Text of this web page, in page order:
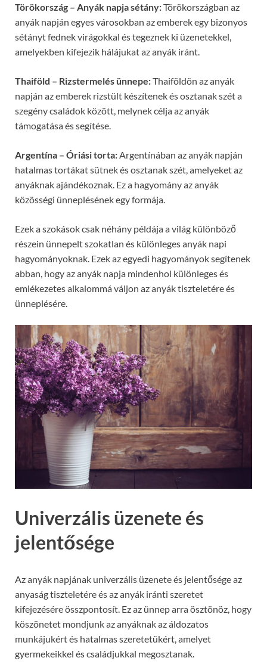
Törökország – Anyák napja sétány:Törökországban az
anyák napján egyes városokban az emberek egy bizonyos
sétányt fednek virágokkal és tegeznek ki üzenetekkel,
amelyekben kifejezik hálájukat az anyák iránt.
Thaiföld – Rizstermelés ünnepe:Thaiföldön az anyák
napján az emberek rizstült készítenek és osztanak szét a
szegény családok között, melynek célja az anyák
támogatása és segítése.
Argentína – Óriási torta:Argentínában az anyák napján
hatalmas tortákat sütnek és osztanak szét, amelyeket az
anyáknak ajándékoznak. Ez a hagyomány az anyák
közösségi ünneplésének egy formája.
Ezek a szokások csak néhány példája a világ különböző
részein ünnepelt szokatlan és különleges anyák napi
hagyományoknak. Ezek az egyedi hagyományok segítenek
abban, hogy az anyák napja mindenhol különleges és
emlékezetes alkalommá váljon az anyák tiszteletére és
ünneplésére.
Univerzális üzenete és
jelentősége
Az anyák napjának univerzális üzenete és jelentősége az
anyaság tiszteletére és az anyák iránti szeretet
kifejezésére összpontosít. Ez az ünnep arra ösztönöz, hogy
köszönetet mondjunk az anyáknak az áldozatos
munkájukért és hatalmas szeretetükért, amelyet
gyermekeikkel és családjukkal megosztanak.